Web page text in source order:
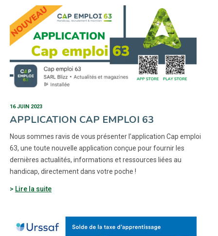
16 JUIN 2023
APPLICATION CAP EMPLOI 63
Nous sommes ravis de vous présenter l’application Cap emploi
63, une toute nouvelle application conçue pour fournir les
dernières actualités, informations et ressources liées au
handicap, directement dans votre poche !
Lire la suite